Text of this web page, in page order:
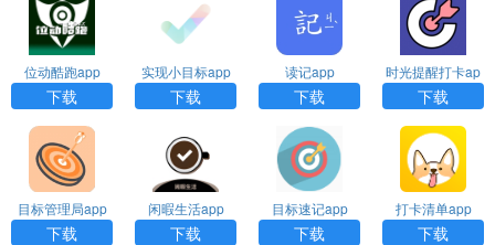
位动酷跑app
下载
实现小目标app
下载
读记app
下载
时光提醒打卡ap
p
下载
目标管理局app
下载
闲暇生活app
下载
目标速记app
下载
打卡清单app
下载